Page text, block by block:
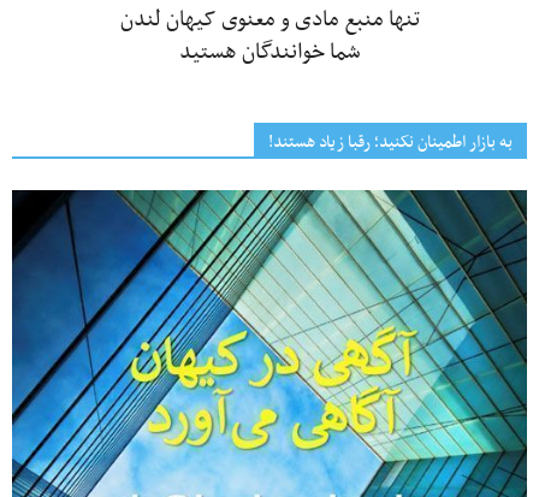
تنها منبع مادی و معنوی کیهان لندن
شما خوانندگان هستید
به بازار اطمینان نکنید؛ رقبا زیاد هستند!